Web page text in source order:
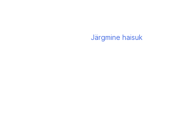
Järgmine haisuk